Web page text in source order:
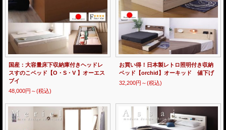
国産：大容量床下収納庫付きヘッドレ
スすのこベッド【O・S・V 】オーエス
ブイ
48,000円～(税込)
お買い得！日本製レトロ照明付き収納
ベッド【orchid】オーキッド 値下げ
32,200円～(税込)